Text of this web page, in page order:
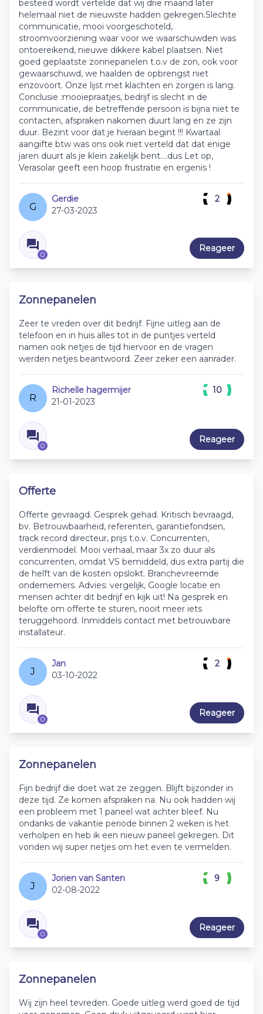
besteed wordt vertelde dat wij drie maand later
helemaal niet de nieuwste hadden gekregen.Slechte
communicatie, mooi voorgeschoteld,
stroomvoorziening waar voor we waarschuwden was
ontoereikend, nieuwe dikkere kabel plaatsen. Niet
goed geplaatste zonnepanelen t.o.v de zon, ook voor
gewaarschuwd, we haalden de opbrengst niet
enzovoort. Onze lijst met klachten en zorgen is lang.
Conclusie :mooiepraatjes, bedrijf is slecht in de
communicatie, de betreffende persoon is bijna niet te
contacten, afspraken nakomen duurt lang en ze zijn
duur. Bezint voor dat je hieraan begint !!! Kwartaal
aangifte btw was ons ook niet verteld dat dat enige
jaren duurt als je klein zakelijk bent....dus Let op,
Verasolar geeft een hoop frustratie en ergenis !
G
Gerdie
27-03-2023
0
2
Reageer
Zonnepanelen
Zeer te vreden over dit bedrijf. Fijne uitleg aan de
telefoon en in huis alles tot in de puntjes verteld
namen ook netjes de tijd hiervoor en de vragen
werden netjes beantwoord. Zeer zeker een aanrader.
R
Richelle hagermijer
21-01-2023
0
10
Reageer
Offerte
Offerte gevraagd. Gesprek gehad. Kritisch bevraagd,
bv. Betrouwbaarheid, referenten, garantiefondsen,
track record directeur, prijs t.o.v. Concurrenten,
verdienmodel. Mooi verhaal, maar 3x zo duur als
concurrenten, omdat VS bemiddeld, dus extra partij die
de helft van de kosten opslokt. Branchevreemde
ondernemers. Advies: vergelijk, Google locatie en
mensen achter dit bedrijf en kijk uit! Na gesprek en
belofte om offerte te sturen, nooit meer iets
teruggehoord. Inmiddels contact met betrouwbare
installateur.
J
Jan
03-10-2022
0
2
Reageer
Zonnepanelen
Fijn bedrijf die doet wat ze zeggen. Blijft bijzonder in
deze tijd. Ze komen afspraken na. Nu ook hadden wij
een probleem met 1 paneel wat achter bleef. Nu
ondanks de vakantie periode binnen 2 weken is het
verholpen en heb ik een nieuw paneel gekregen. Dit
vonden wij super netjes om het even te vermelden.
J
Jorien van Santen
02-08-2022
0
9
Reageer
Zonnepanelen
Wij zijn heel tevreden. Goede uitleg werd goed de tijd